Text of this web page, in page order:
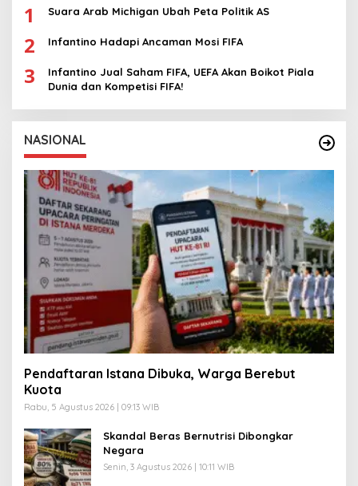
1 Suara Arab Michigan Ubah Peta Politik AS
2 Infantino Hadapi Ancaman Mosi FIFA
3
Infantino Jual Saham FIFA, UEFA Akan Boikot Piala
Dunia dan Kompetisi FIFA!
NASIONAL
Pendaftaran Istana Dibuka, Warga Berebut
Kuota
Rabu, 5 Agustus 2026 | 09:13 WIB
Skandal Beras Bernutrisi Dibongkar
Negara
Senin, 3 Agustus 2026 | 10:11 WIB